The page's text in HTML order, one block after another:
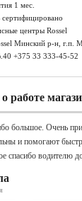
1 мес.
сертифицировано
центры Rossel
Минский р-н, г.п.
+375 33 333-45-52
работе
большое. Очень
и помогают
спасибо водителю